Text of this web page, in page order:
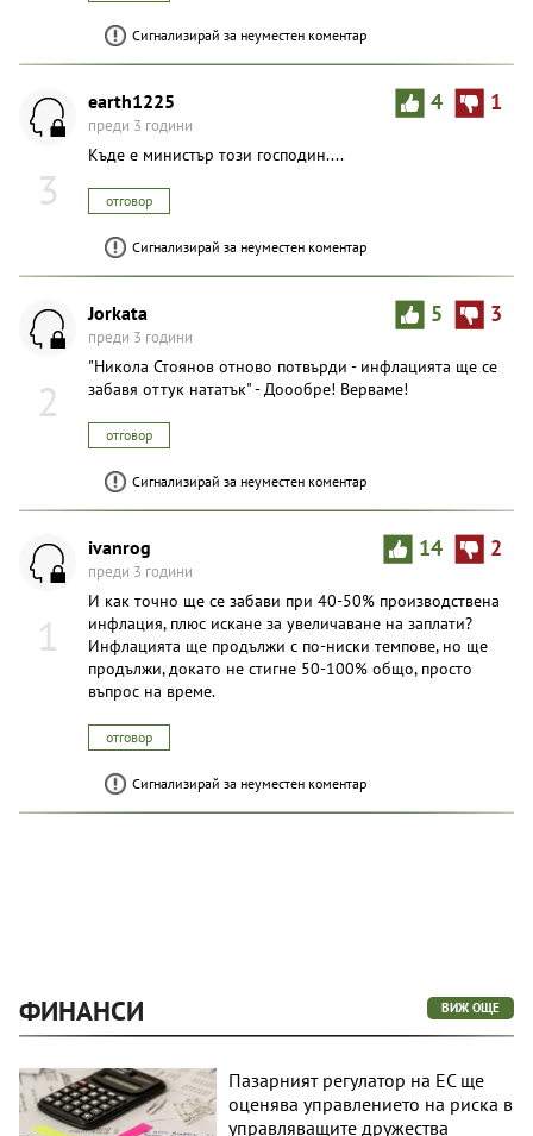
Сигнализирай за неуместен коментар
3
4 1
earth1225
преди 3 години
Къде е министър този господин....
отговор
Сигнализирай за неуместен коментар
2
5 3
Jorkata
преди 3 години
"Никола Стоянов отново потвърди - инфлацията ще се
забавя оттук нататък" - Доообре! Верваме!
отговор
Сигнализирай за неуместен коментар
1
14 2
ivanrog
преди 3 години
И как точно ще се забави при 40-50% производствена
инфлация, плюс искане за увеличаване на заплати?
Инфлацията ще продължи с по-ниски темпове, но ще
продължи, докато не стигне 50-100% общо, просто
въпрос на време.
отговор
Сигнализирай за неуместен коментар
ФИНАНСИ ВИЖ ОЩЕ
Пазарният регулатор на ЕС ще
оценява управлението на риска в
управляващите дружества